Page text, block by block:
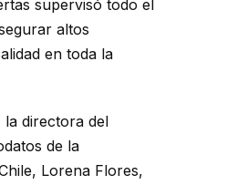
supervisó todo el
altos
en toda la
la directora del
de la
Lorena Flores,